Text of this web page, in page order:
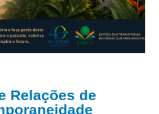
Relações de